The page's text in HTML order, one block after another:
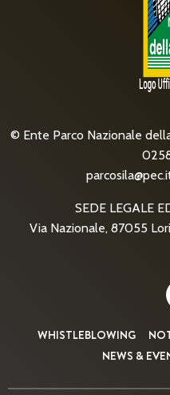
© Ente Parco Nazionale
SEDE LEGALE
Via Nazionale, 87055
WHISTLEBLOWING
NEWS &